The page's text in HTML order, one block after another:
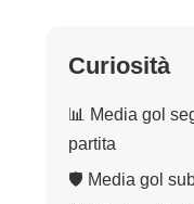
Curiosità
📊 Media gol
partita
🛡 Media gol